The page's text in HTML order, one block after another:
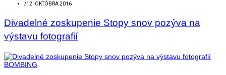
/12. OKTÓBRA 2016
Divadelné zoskupenie Stopy snov pozýva na
výstavu fotografií